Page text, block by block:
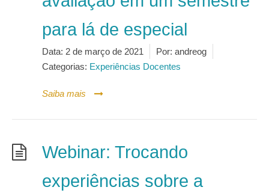
para lá de especial
Data: 2 de março de 2021 Por: andreog
Categorias: Experiências Docentes
Saiba mais
Webinar: Trocando
experiências sobre a